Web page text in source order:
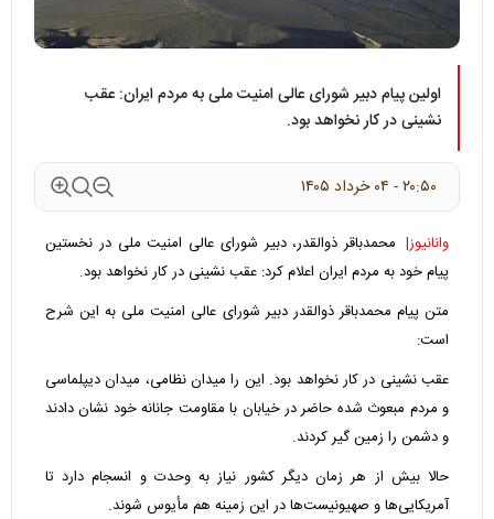
اولین پیام دبیر شورای عالی امنیت ملی به مردم ایران: عقب
نشینی در کار نخواهد بود.
۲۰:۵۰ - ۰۴ خرداد ۱۴۰۵
وانانیوز| محمدباقر ذوالقدر، دبیر شورای عالی امنیت ملی در نخستین
پیام خود به مردم ایران اعلام کرد: عقب نشینی در کار نخواهد بود.
متن پیام محمدباقر ذوالقدر دبیر شورای عالی امنیت ملی به این شرح
است:
عقب نشینی در کار نخواهد بود. این را میدان نظامی، میدان دیپلماسی
و مردم مبعوث شده حاضر در خیابان با مقاومت جانانه خود نشان دادند
و دشمن را زمین گیر کردند.
حالا بیش از هر زمان دیگر کشور نیاز به وحدت و انسجام دارد تا
آمریکایی‌ها و صهیونیست‌ها در این زمینه هم مأیوس شوند.